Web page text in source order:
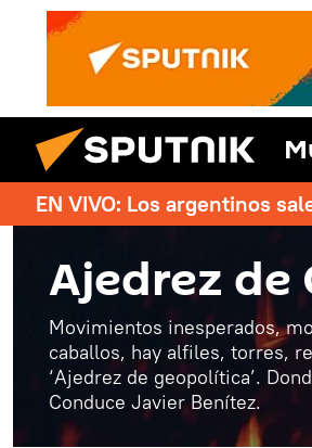
EN VIVO: Los argentinos
Ajedrez de
Movimientos inesperados,
caballos, hay alfiles, torres,
‘Ajedrez de geopolítica’.
Conduce Javier Benítez.